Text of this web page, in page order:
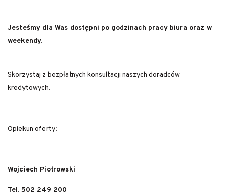
Jesteśmy dla Was dostępni po godzinach pracy biura oraz w
weekendy.
Skorzystaj z bezpłatnych konsultacji naszych doradców
kredytowych.
Opiekun oferty:
Wojciech Piotrowski
Tel. 502 249 200